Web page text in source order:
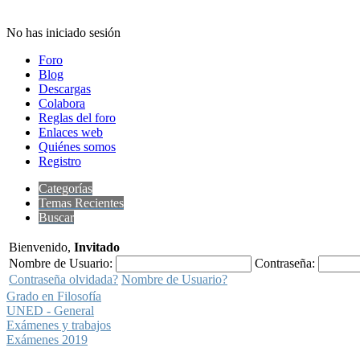
No has iniciado sesión
Foro
Blog
Descargas
Colabora
Reglas del foro
Enlaces web
Quiénes somos
Registro
Categorías
Temas Recientes
Buscar
Bienvenido, Invitado
Nombre de Usuario:
Contraseña:
Contraseña olvidada? Nombre de Usuario?
Grado en Filosofía
UNED - General
Exámenes y trabajos
Exámenes 2019